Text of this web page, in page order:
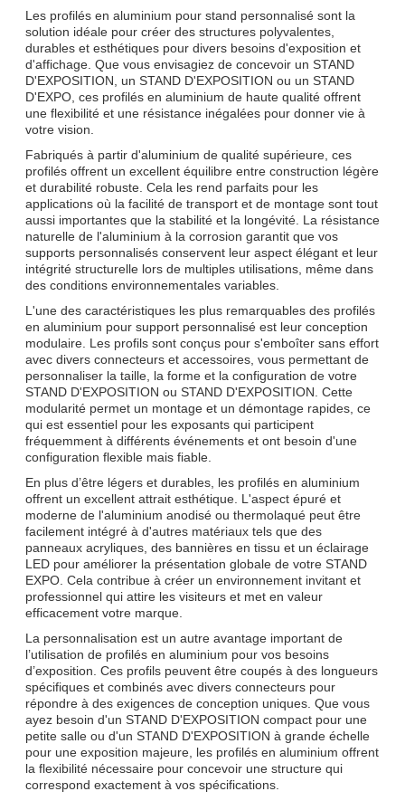
Les profilés en aluminium pour stand personnalisé sont la
solution idéale pour créer des structures polyvalentes,
durables et esthétiques pour divers besoins d'exposition et
d'affichage. Que vous envisagiez de concevoir un STAND
D'EXPOSITION, un STAND D'EXPOSITION ou un STAND
D'EXPO, ces profilés en aluminium de haute qualité offrent
une flexibilité et une résistance inégalées pour donner vie à
votre vision.
Fabriqués à partir d'aluminium de qualité supérieure, ces
profilés offrent un excellent équilibre entre construction légère
et durabilité robuste. Cela les rend parfaits pour les
applications où la facilité de transport et de montage sont tout
aussi importantes que la stabilité et la longévité. La résistance
naturelle de l'aluminium à la corrosion garantit que vos
supports personnalisés conservent leur aspect élégant et leur
intégrité structurelle lors de multiples utilisations, même dans
des conditions environnementales variables.
L'une des caractéristiques les plus remarquables des profilés
en aluminium pour support personnalisé est leur conception
modulaire. Les profils sont conçus pour s'emboîter sans effort
avec divers connecteurs et accessoires, vous permettant de
personnaliser la taille, la forme et la configuration de votre
STAND D'EXPOSITION ou STAND D'EXPOSITION. Cette
modularité permet un montage et un démontage rapides, ce
qui est essentiel pour les exposants qui participent
fréquemment à différents événements et ont besoin d'une
configuration flexible mais fiable.
En plus d’être légers et durables, les profilés en aluminium
offrent un excellent attrait esthétique. L'aspect épuré et
moderne de l'aluminium anodisé ou thermolaqué peut être
facilement intégré à d'autres matériaux tels que des
panneaux acryliques, des bannières en tissu et un éclairage
LED pour améliorer la présentation globale de votre STAND
EXPO. Cela contribue à créer un environnement invitant et
professionnel qui attire les visiteurs et met en valeur
efficacement votre marque.
La personnalisation est un autre avantage important de
l’utilisation de profilés en aluminium pour vos besoins
d’exposition. Ces profils peuvent être coupés à des longueurs
spécifiques et combinés avec divers connecteurs pour
répondre à des exigences de conception uniques. Que vous
ayez besoin d'un STAND D'EXPOSITION compact pour une
petite salle ou d'un STAND D'EXPOSITION à grande échelle
pour une exposition majeure, les profilés en aluminium offrent
la flexibilité nécessaire pour concevoir une structure qui
correspond exactement à vos spécifications.